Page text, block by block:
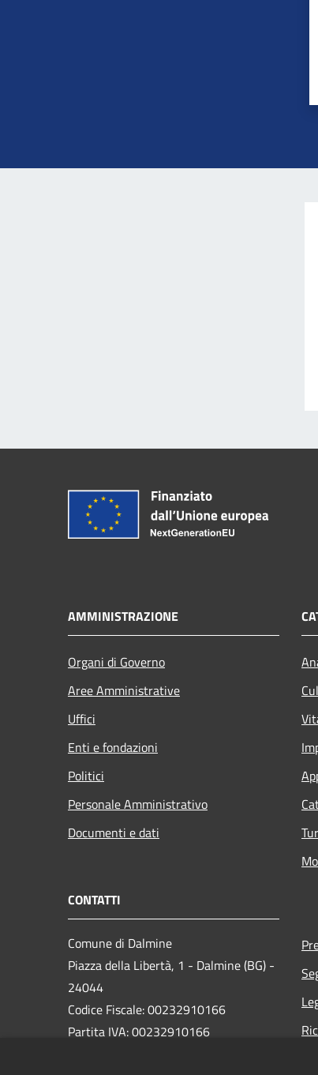
AMMINISTRAZIONE
Organi di Governo
Aree Amministrative
Uffici
Enti e fondazioni
Politici
Personale Amministrativo
Documenti e dati
CONTATTI
Comune di Dalmine
Piazza della Libertà, 1 - Dalmine (BG) -
24044
Codice Fiscale: 00232910166
Partita IVA: 00232910166